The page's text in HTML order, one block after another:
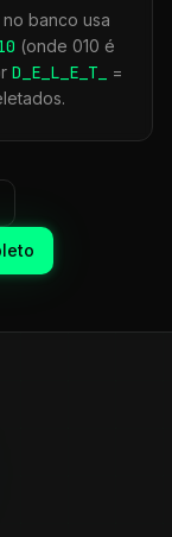
banco usa
(onde 010 é
D_E_L_E_T_
=